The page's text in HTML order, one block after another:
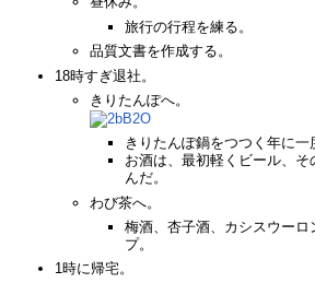
旅行の行程を練る。
品質文書を作成する。
18時すぎ退社。
きりたんぽへ。
きりたんぽ鍋をつつく年に一
お酒は、最初軽くビール、
んだ。
わび茶へ。
梅酒、杏子酒、カシスウーロ
プ。
1時に帰宅。